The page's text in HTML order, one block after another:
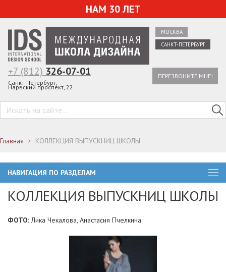
НАМ 30 ЛЕТ
МОСКВА
САНКТ-ПЕТЕРБУРГ
ПЕРЕЗВОНИТЕ МНЕ!
+7 (812) 326-07-01
Санкт-Петербург,
Нарвский проспект, 22
Главная КОЛЛЕКЦИЯ ВЫПУСКНИЦ ШКОЛЫ
НАВИГАЦИЯ ПО РАЗДЕЛАМ
КОЛЛЕКЦИЯ ВЫПУСКНИЦ ШКОЛЫ
ФОТО:Лика Чекалова, Анастасия Пчелкина